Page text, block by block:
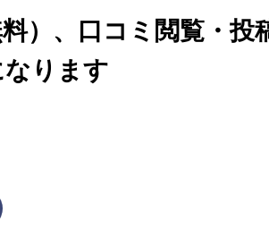
）、口コミ閲覧・投
ります